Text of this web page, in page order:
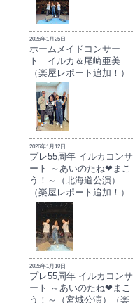
2026年1月25日
ホームメイドコンサー
ト イルカ＆尾崎亜美
（楽屋レポート追加！）
2026年1月12日
プレ55周年 イルカコンサ
ート ～あいのたね❤まこ
う！～（北海道公演）
（楽屋レポート追加！）
2026年1月10日
プレ55周年 イルカコンサ
ート ～あいのたね❤まこ
う！～（宮城公演）（楽